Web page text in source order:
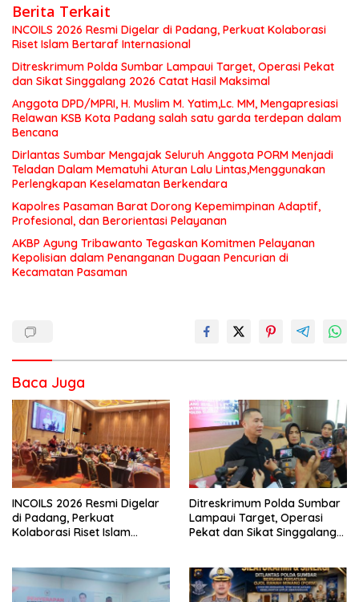
Berita Terkait
INCOILS 2026 Resmi Digelar di Padang, Perkuat Kolaborasi
Riset Islam Bertaraf Internasional
Ditreskrimum Polda Sumbar Lampaui Target, Operasi Pekat
dan Sikat Singgalang 2026 Catat Hasil Maksimal
Anggota DPD/MPRI, H. Muslim M. Yatim,Lc. MM, Mengapresiasi
Relawan KSB Kota Padang salah satu garda terdepan dalam
Bencana
Dirlantas Sumbar Mengajak Seluruh Anggota PORM Menjadi
Teladan Dalam Mematuhi Aturan Lalu Lintas,Menggunakan
Perlengkapan Keselamatan Berkendara
Kapolres Pasaman Barat Dorong Kepemimpinan Adaptif,
Profesional, dan Berorientasi Pelayanan
AKBP Agung Tribawanto Tegaskan Komitmen Pelayanan
Kepolisian dalam Penanganan Dugaan Pencurian di
Kecamatan Pasaman
Baca Juga
INCOILS 2026 Resmi Digelar
di Padang, Perkuat
Kolaborasi Riset Islam
Ditreskrimum Polda Sumbar
Lampaui Target, Operasi
Pekat dan Sikat Singgalang